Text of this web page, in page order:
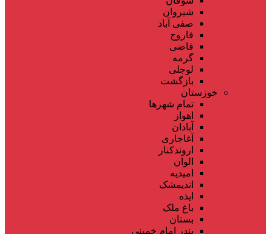
شیروان
صفی آباد
فاروج
قاضی
گرمه
لوجلی
بازگشت
خوزستان
تمام شهر‌ها
اهواز
آبادان
آغاجاری
اروندکنار
الوان
امیدیه
اندیمشک
ایذه
باغ ملک
بستان
بندر امام خمینی